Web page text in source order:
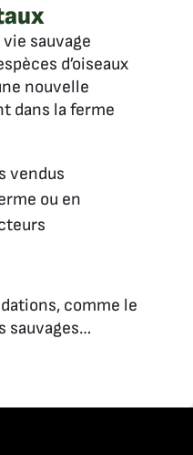
sauvage
d’oiseaux
nouvelle
dans la ferme
vendus
ou en
comme le
sauvages…